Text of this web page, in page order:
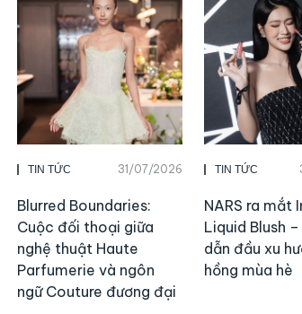
TIN TỨC 31/07/2026
Blurred Boundaries:
Cuộc đối thoại giữa
nghệ thuật Haute
Parfumerie và ngôn
ngữ Couture đương đại
TIN TỨC
NARS ra mắt
Liquid Blush
dẫn đầu xu
hồng mùa hè